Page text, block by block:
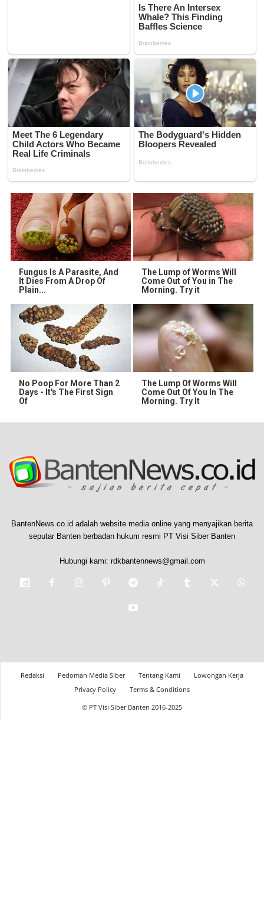
Fungus Is A Parasite, And
It Dies From A Drop Of
Plain...
The Lump of Worms Will
Come Out of You in The
Morning. Try it
No Poop For More Than 2
Days - It's The First Sign
Of
The Lump Of Worms Will
Come Out Of You In The
Morning. Try It
BantenNews.co.id adalah website media online yang menyajikan berita
seputar Banten berbadan hukum resmi PT Visi Siber Banten
Hubungi kami: rdkbantennews@gmail.com
Redaksi Pedoman Media Siber Tentang Kami
Lowongan Kerja
Privacy Policy
Terms & Conditions
© PT Visi Siber Banten 2016-2025